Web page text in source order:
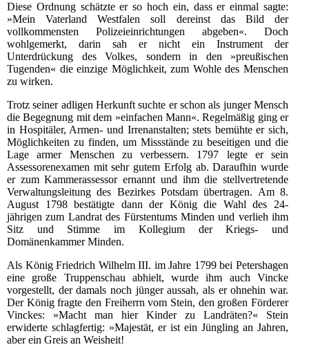
Diese Ordnung schätzte er so hoch ein, dass er einmal sagte:
»Mein Vaterland Westfalen soll dereinst das Bild der
vollkommensten Polizeieinrichtungen abgeben«. Doch
wohlgemerkt, darin sah er nicht ein Instrument der
Unterdrückung des Volkes, sondern in den »preußischen
Tugenden« die einzige Möglichkeit, zum Wohle des Menschen
zu wirken.
Trotz seiner adligen Herkunft suchte er schon als junger Mensch
die Begegnung mit dem »einfachen Mann«. Regelmäßig ging er
in Hospitäler, Armen- und Irrenanstalten; stets bemühte er sich,
Möglichkeiten zu finden, um Missstände zu beseitigen und die
Lage armer Menschen zu verbessern. 1797 legte er sein
Assessorenexamen mit sehr gutem Erfolg ab. Daraufhin wurde
er zum Kammerassessor ernannt und ihm die stellvertretende
Verwaltungsleitung des Bezirkes Potsdam übertragen. Am 8.
August 1798 bestätigte dann der König die Wahl des 24-
jährigen zum Landrat des Fürstentums Minden und verlieh ihm
Sitz und Stimme im Kollegium der Kriegs- und
Domänenkammer Minden.
Als König Friedrich Wilhelm III. im Jahre 1799 bei Petershagen
eine große Truppenschau abhielt, wurde ihm auch Vincke
vorgestellt, der damals noch jünger aussah, als er ohnehin war.
Der König fragte den Freiherrn vom Stein, den großen Förderer
Vinckes: »Macht man hier Kinder zu Landräten?« Stein
erwiderte schlagfertig: »Majestät, er ist ein Jüngling an Jahren,
aber ein Greis an Weisheit!